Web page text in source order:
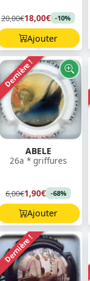
20,00€18,00€ -10%
Ajouter
Dernière !
ABELE
26a * griffures
6,00€1,90€ -68%
Ajouter
Dernière !